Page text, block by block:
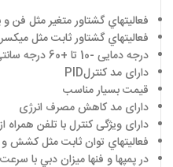
فعاليتهاي گشتاور متغير مثل فن
فعاليتهاي گشتاور ثابت مثل
درجه دمایی -10 تا +60 درجه سانتی گراد
دارای مد کنترلPID
قیمت بسیار مناسب
دارای مد کاهش مصرف انرژی
دارای ویژگی کنترل با تلفن همراه
فعاليتهاي توان ثابت مثل کشش